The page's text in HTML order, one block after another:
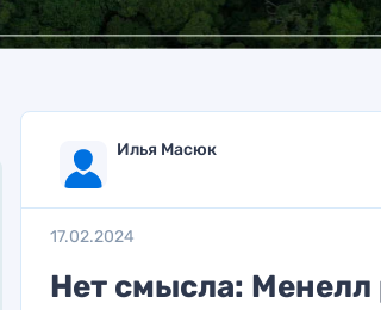
Илья Масюк
17.02.2024
Нет смысла: Менелл